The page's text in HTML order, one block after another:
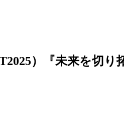
）『未来を切り